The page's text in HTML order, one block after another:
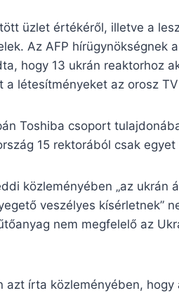
üzlet értékéről, illetve a
Az AFP hírügynökségnek
hogy 13 ukrán reaktorhoz
létesítményeket az orosz
Toshiba csoport
15 rektorából csak egyet
közleményében „az ukrán
veszélyes kísérletnek”
nem megfelelő az
azt írta közleményében,